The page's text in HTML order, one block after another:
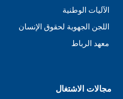
الآليات الوطنية
اللجن الجهوية لحقوق الإنسان
معهد الرباط
مجالات الاشتغال